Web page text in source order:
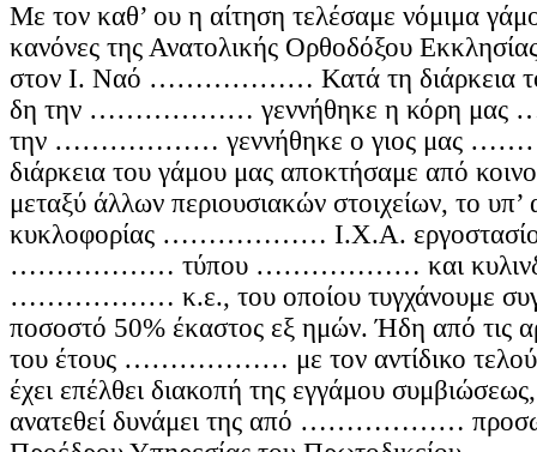
Με τον καθ’ ου η αίτηση τελέσαμε νόμιμα
κανόνες της Ανατολικής Ορθοδόξου
στον Ι. Ναό ……………… Κατά τη διάρκεια
δη την ……………… γεννήθηκε η κόρη
την ……………… γεννήθηκε ο γιος μας
διάρκεια του γάμου μας αποκτήσαμε από
μεταξύ άλλων περιουσιακών στοιχείων, το υπ’
κυκλοφορίας ……………… Ι.Χ.Α.
……………… τύπου ……………… και
……………… κ.ε., του οποίου τυγχάνουμε
ποσοστό 50% έκαστος εξ ημών. Ήδη από τις
του έτους ……………… με τον αντίδικο
έχει επέλθει διακοπή της εγγάμου
ανατεθεί δυνάμει της από ………………